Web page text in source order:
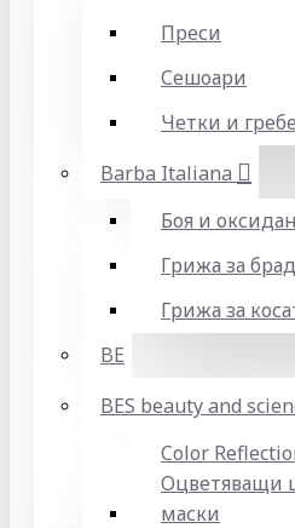
Преси
Сешоари
Четки и
Barba Italiana
Боя и
Грижа за
Грижа за
BE
BES beauty and
Color
Оцветяващи
маски